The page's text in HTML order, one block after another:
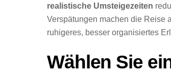
realistische Umsteigezeiten
Verspätungen machen die Reise
ruhigeres, besser organisiertes
Wählen Sie